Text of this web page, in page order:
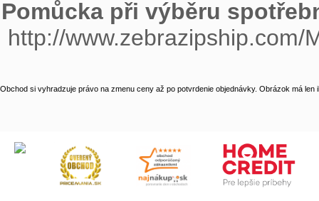
Pomůcka při výběru
http://www.zebrazipship.com/
Obchod si vyhradzuje právo na zmenu ceny až po potvrdenie objednávky. Obrázok má len